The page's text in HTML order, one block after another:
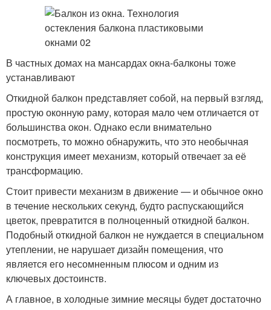
В частных домах на мансардах окна-балконы тоже
устанавливают
Откидной балкон представляет собой, на первый взгляд,
простую оконную раму, которая мало чем отличается от
большинства окон. Однако если внимательно
посмотреть, то можно обнаружить, что это необычная
конструкция имеет механизм, который отвечает за её
трансформацию.
Стоит привести механизм в движение — и обычное окно
в течение нескольких секунд, будто распускающийся
цветок, превратится в полноценный откидной балкон.
Подобный откидной балкон не нуждается в специальном
утеплении, не нарушает дизайн помещения, что
является его несомненным плюсом и одним из
ключевых достоинств.
А главное, в холодные зимние месяцы будет достаточно